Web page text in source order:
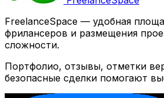
FreelanceSpace — удобная
фрилансеров и размещения
сложности.
Портфолио, отзывы, отметки
безопасные сделки помогают